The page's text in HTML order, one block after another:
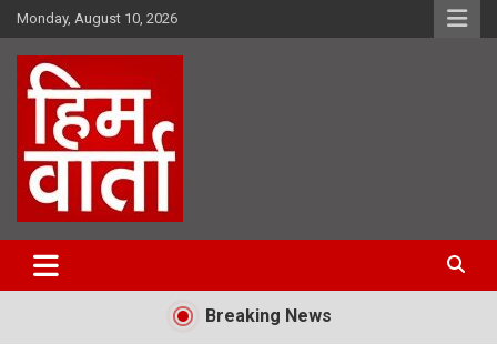
Skip
to
content
Monday, August 10, 2026
Him Varta
Breaking News